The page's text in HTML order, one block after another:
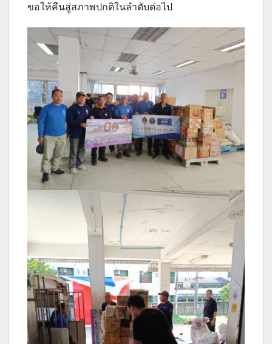
ขอให้คืนสู่สภาพปกติในลำดับต่อไป